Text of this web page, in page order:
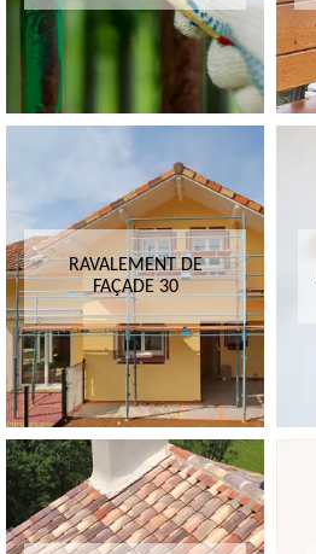
RAVALEMENT DE
FAÇADE 30